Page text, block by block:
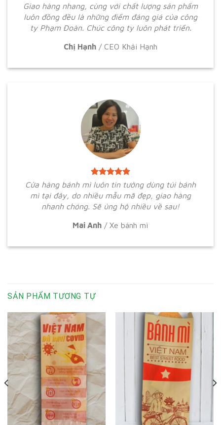
Giao hàng nhang, cùng với chất lượng sản phẩm
luôn đồng đều là những điểm đáng giá của công
ty Phạm Đoàn. Chúc công ty luôn phát triển.
Chị Hạnh / CEO Khải Hạnh
Cửa hàng bánh mì luôn tin tưởng dùng túi bánh
mì tại đây, do nhiều mẫu mã đẹp, giao hàng
nhanh chóng. Sẽ ủng hộ nhiều về sau!
Mai Anh / Xe bánh mì
SẢN PHẨM TƯƠNG TỰ